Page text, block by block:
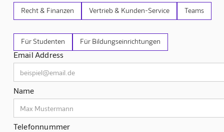
Recht & Finanzen Vertrieb & Kunden-Service Teams
Für Studenten Für Bildungseinrichtungen
Email Address
Name
Telefonnummer